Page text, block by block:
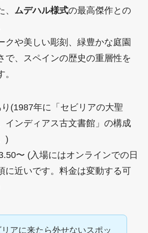
ムデハル様式の最高傑作との
クや美しい彫刻、緑豊かな庭園
で、スペインの歴史の重層性を
(1987年に「セビリアの大聖
インディアス古文書館」の構成
)
〜 (入場にはオンラインでの日
に近いです。料金は変動する可
アに来たら外せないスポッ